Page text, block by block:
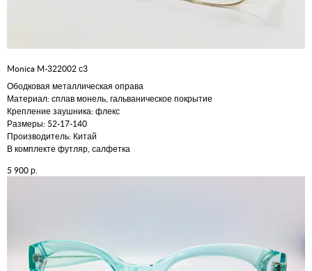
Monica M-322002 с3
Ободковая металлическая оправа
Материал: сплав монель, гальваническое покрытие
Крепление заушника: флекс
Размеры: 52-17-140
Производитель: Китай
В комплекте футляр, салфетка
5 900р.